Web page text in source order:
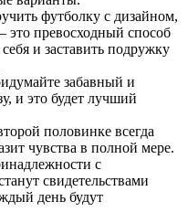
футболку с дизайном,
это превосходный способ
и заставить подружку
забавный и
и это будет лучший
половинке всегда
чувства в полной мере.
с
свидетельствами
день будут